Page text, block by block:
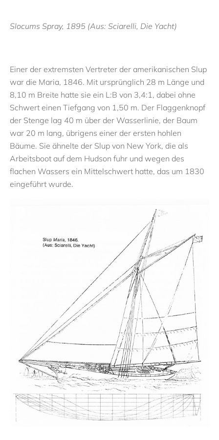
Slocums Spray, 1895 (Aus: Sciarelli, Die Yacht)
Einer der extremsten Vertreter der amerikanischen Slup
war die Maria, 1846. Mit ursprünglich 28 m Länge und
8,10 m Breite hatte sie ein L:B von 3,4:1, dabei ohne
Schwert einen Tiefgang von 1,50 m. Der Flaggenknopf
der Stenge lag 40 m über der Wasserlinie, der Baum
war 20 m lang, übrigens einer der ersten hohlen
Bäume. Sie ähnelte der Slup von New York, die als
Arbeitsboot auf dem Hudson fuhr und wegen des
flachen Wassers ein Mittelschwert hatte, das um 1830
eingeführt wurde.